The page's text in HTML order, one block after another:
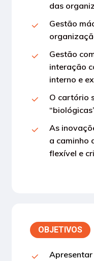
das
Gestão
Gestão
interação
interno e
O cartório
As
a caminho
flexível e
OBJETIVOS